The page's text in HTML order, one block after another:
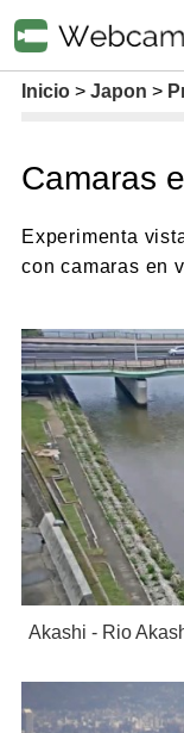
Inicio Japon
Camaras
Experimenta
con camaras en
Akashi - Rio